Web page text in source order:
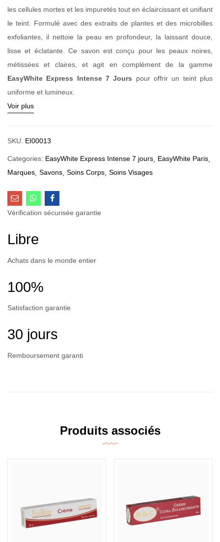
les cellules mortes et les impuretés tout en éclaircissant et unifiant
le teint. Formulé avec des extraits de plantes et des microbilles
exfoliantes, il nettoie la peau en profondeur, la laissant douce,
lisse et éclatante. Ce savon est conçu pour les peaux noires,
métissées et claires, et agit en complément de la gamme
EasyWhite Express Intense 7 Jours pour offrir un teint plus
uniforme et lumineux.
Voir plus
SKU: EI00013
Categories: EasyWhite Express Intense 7 jours
EasyWhite Paris
Marques Savons Soins Corps Soins Visages
Vérification sécurisée garantie
Libre
Achats dans le monde entier
100%
Satisfaction garantie
30 jours
Remboursement garanti
Produits associés